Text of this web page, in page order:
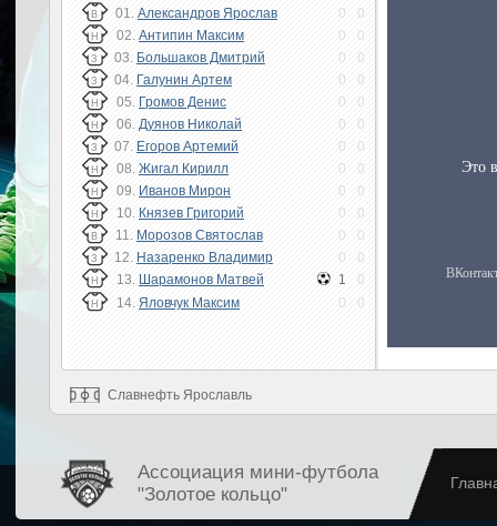
В 01. Александров Ярослав 0 0
Н 02. Антипин Максим 0 0
З 03. Большаков Дмитрий 0 0
З 04. Галунин Артем 0 0
Н 05. Громов Денис 0 0
Н 06. Дуянов Николай 0 0
З 07. Егоров Артемий 0 0
Н 08. Жигал Кирилл 0 0
Н 09. Иванов Мирон 0 0
Н 10. Князев Григорий 0 0
В 11. Морозов Святослав 0 0
З 12. Назаренко Владимир 0 0
Н 13. Шарамонов Матвей 1 0
Н 14. Яловчук Максим 0 0
Славнефть Ярославль
Ассоциация мини-футбола
"Золотое кольцо"